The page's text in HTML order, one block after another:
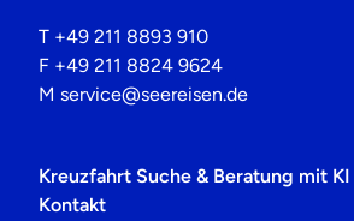
T +49 211 8893 910
F +49 211 8824 9624
M service@seereisen.de
Kreuzfahrt Suche & Beratung mit KI
Kontakt